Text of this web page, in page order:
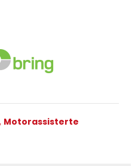
, Motorassisterte